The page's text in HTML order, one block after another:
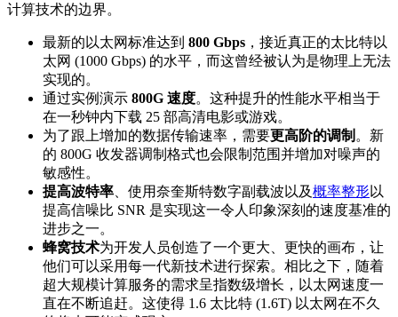
计算技术的边界。
最新的以太网标准达到 800 Gbps ，接近真正的太比特以
太网 (1000 Gbps) 的水平，而这曾经被认为是物理上无法
实现的。
通过实例演示 800G 速度。这种提升的性能水平相当于
在一秒钟内下载 25 部高清电影或游戏。
为了跟上增加的数据传输速率，需要更高阶的调制 。新
的 800G 收发器调制格式也会限制范围并增加对噪声的
敏感性。
提高波特率 、使用奈奎斯特数字副载波以及概率整形以
提高信噪比 SNR 是实现这一令人印象深刻的速度基准的
进步之一。
蜂窝技术为开发人员创造了一个更大、更快的画布，让
他们可以采用每一代新技术进行探索。相比之下，随着
超大规模计算服务的需求呈指数级增长，以太网速度一
直在不断追赶。这使得 1.6 太比特 (1.6T) 以太网在不久